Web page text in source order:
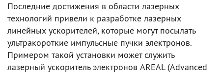
Последние достижения в области лазерных
технологий привели к разработке лазерных
линейных ускорителей, которые могут посылать
ультракороткие импульсные пучки электронов.
Примером такой установки может служить
лазерный ускоритель электронов AREAL (Advanced